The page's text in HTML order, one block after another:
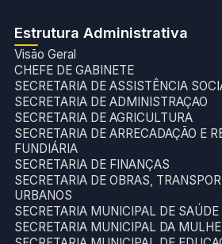
Estrutura Administrativa
Visão Geral
CHEFE DE GABINETE
SECRETARIA DE ASSISTÊNCIA
SECRETARIA DE ADMINISTRAÇAO
SECRETARIA DE AGRICULTURA
SECRETARIA DE ARRECADAÇÃO E
FUNDIÁRIA
SECRETARIA DE FINANÇAS
SECRETARIA DE OBRAS,
URBANOS
SECRETARIA MUNICIPAL DE SAÚDE
SECRETARIA MUNICIPAL DA